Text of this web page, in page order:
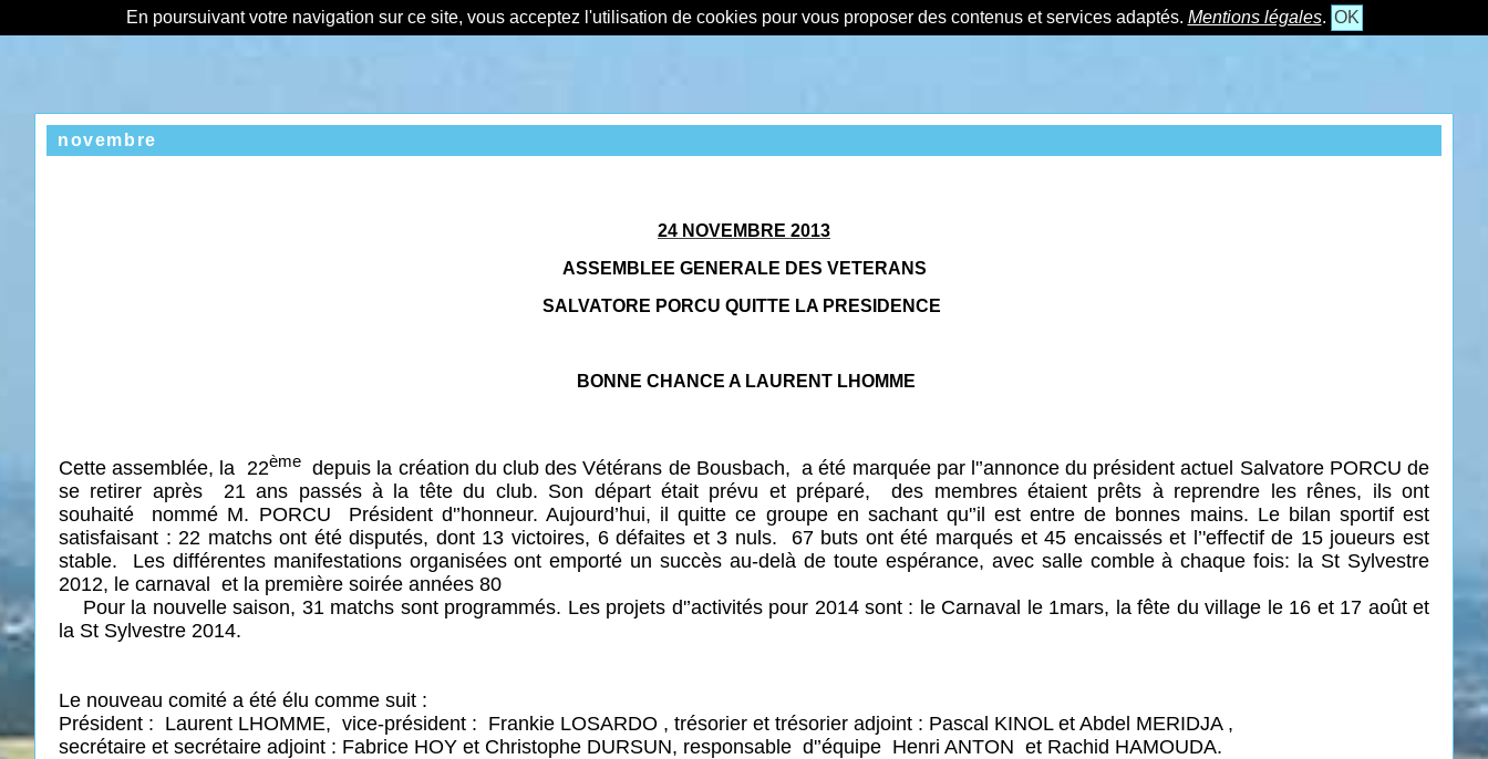
En poursuivant votre navigation sur ce site, vous acceptez l'utilisation de cookies pour vous proposer des contenus et services adaptés. Mentions légales. OK
novembre
24 NOVEMBRE 2013
ASSEMBLEE GENERALE DES VETERANS
SALVATORE PORCU QUITTE LA PRESIDENCE
BONNE CHANCE A LAURENT LHOMME
Cetteassemblée, la 22ème depuis la création du club des Vétérans de Bousbach, a été marquée par l'’annonce du président actuel Salvatore PORCU de
se retirer après
21 ans passés à la tête du club. Son départ était prévu et préparé,
des membres étaient prêts à reprendre les rênes, ils ont
souhaité
nommé M. PORCU
Président d'’honneur. Aujourd’hui, il quitte ce groupe en sachant qu'’il est entre de bonnes mains. Le bilan sportif est
satisfaisant : 22 matchs ont été disputés, dont 13 victoires, 6 défaites et 3 nuls.
67 buts ont été marqués et 45 encaissés et l’'effectif de 15 joueurs est
stable.
Les différentes manifestations organisées ont emporté un succès au-delà de toute espérance, avec salle comble à chaque fois: la St Sylvestre
2012, le carnaval
et la première soirée années 80
Pour la nouvelle saison, 31 matchs sont programmés. Les projets d'’activités pour 2014 sont : le Carnaval le 1mars, la fête du village le 16 et 17 août et
la St Sylvestre 2014.
Le nouveau comité a été élu comme suit :
Président : Laurent LHOMME, vice-président : Frankie LOSARDO , trésorier et trésorier adjoint : Pascal KINOL et Abdel MERIDJA ,
secrétaire et secrétaire adjoint : Fabrice HOY et Christophe DURSUN, responsable d'’équipe Henri ANTON et Rachid HAMOUDA.